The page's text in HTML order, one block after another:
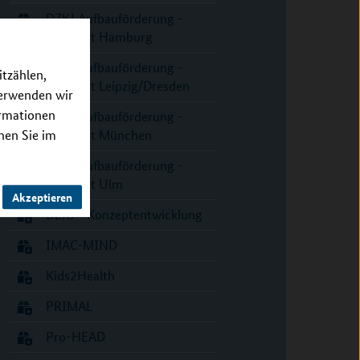
wir
Sie im
Akzeptieren
DZKJ Aufbauförderung -
Standort Hamburg
DZKJ Aufbauförderung -
Standort Leipzig/Dresden
DZKJ Aufbauförderung -
Standort München
DZKJ Aufbauförderung -
Standort Ulm
DZKJ - Konzeptentwicklung
IMAC-MIND
Kids2Health
PRIMAL
Pro-HEAD